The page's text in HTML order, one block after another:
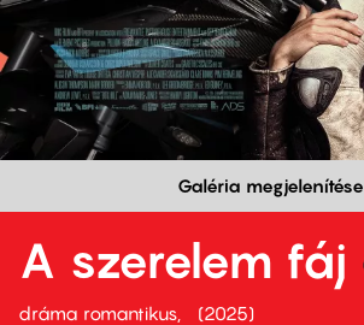
Galéria megjelenítése
A szerelem fáj
dráma romantikus
2025